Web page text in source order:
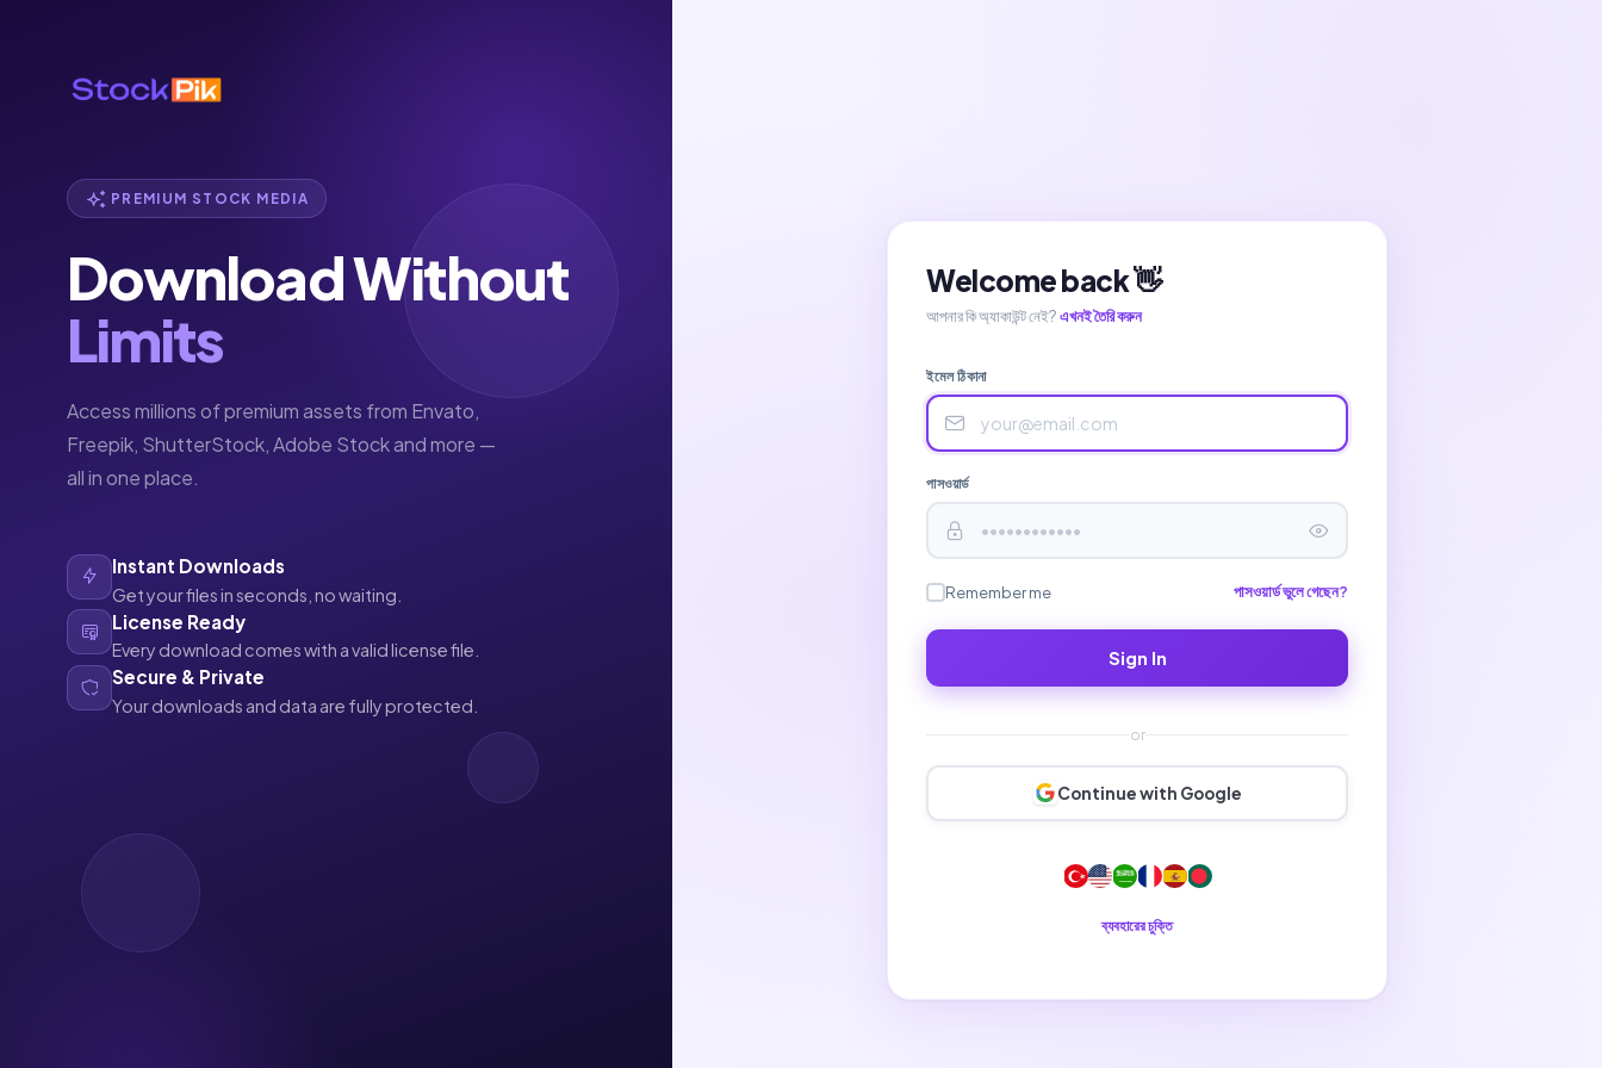
PREMIUM STOCK MEDIA
Download Without
Limits
Access millions of premium assets from Envato,
Freepik, ShutterStock, Adobe Stock and more —
all in one place.
Instant Downloads
Get your files in seconds, no waiting.
License Ready
Every download comes with a valid license file.
Secure & Private
Your downloads and data are fully protected.
Welcome back 👋
আপনার কি অ্যাকাউন্ট নেই?এখনই তৈরি করুন
ইমেল ঠিকানা
পাসওয়ার্ড
Remember me পাসওয়ার্ড ভুলে গেছেন?
Sign In
or
Continue with Google
ব্যবহারের চুক্তি